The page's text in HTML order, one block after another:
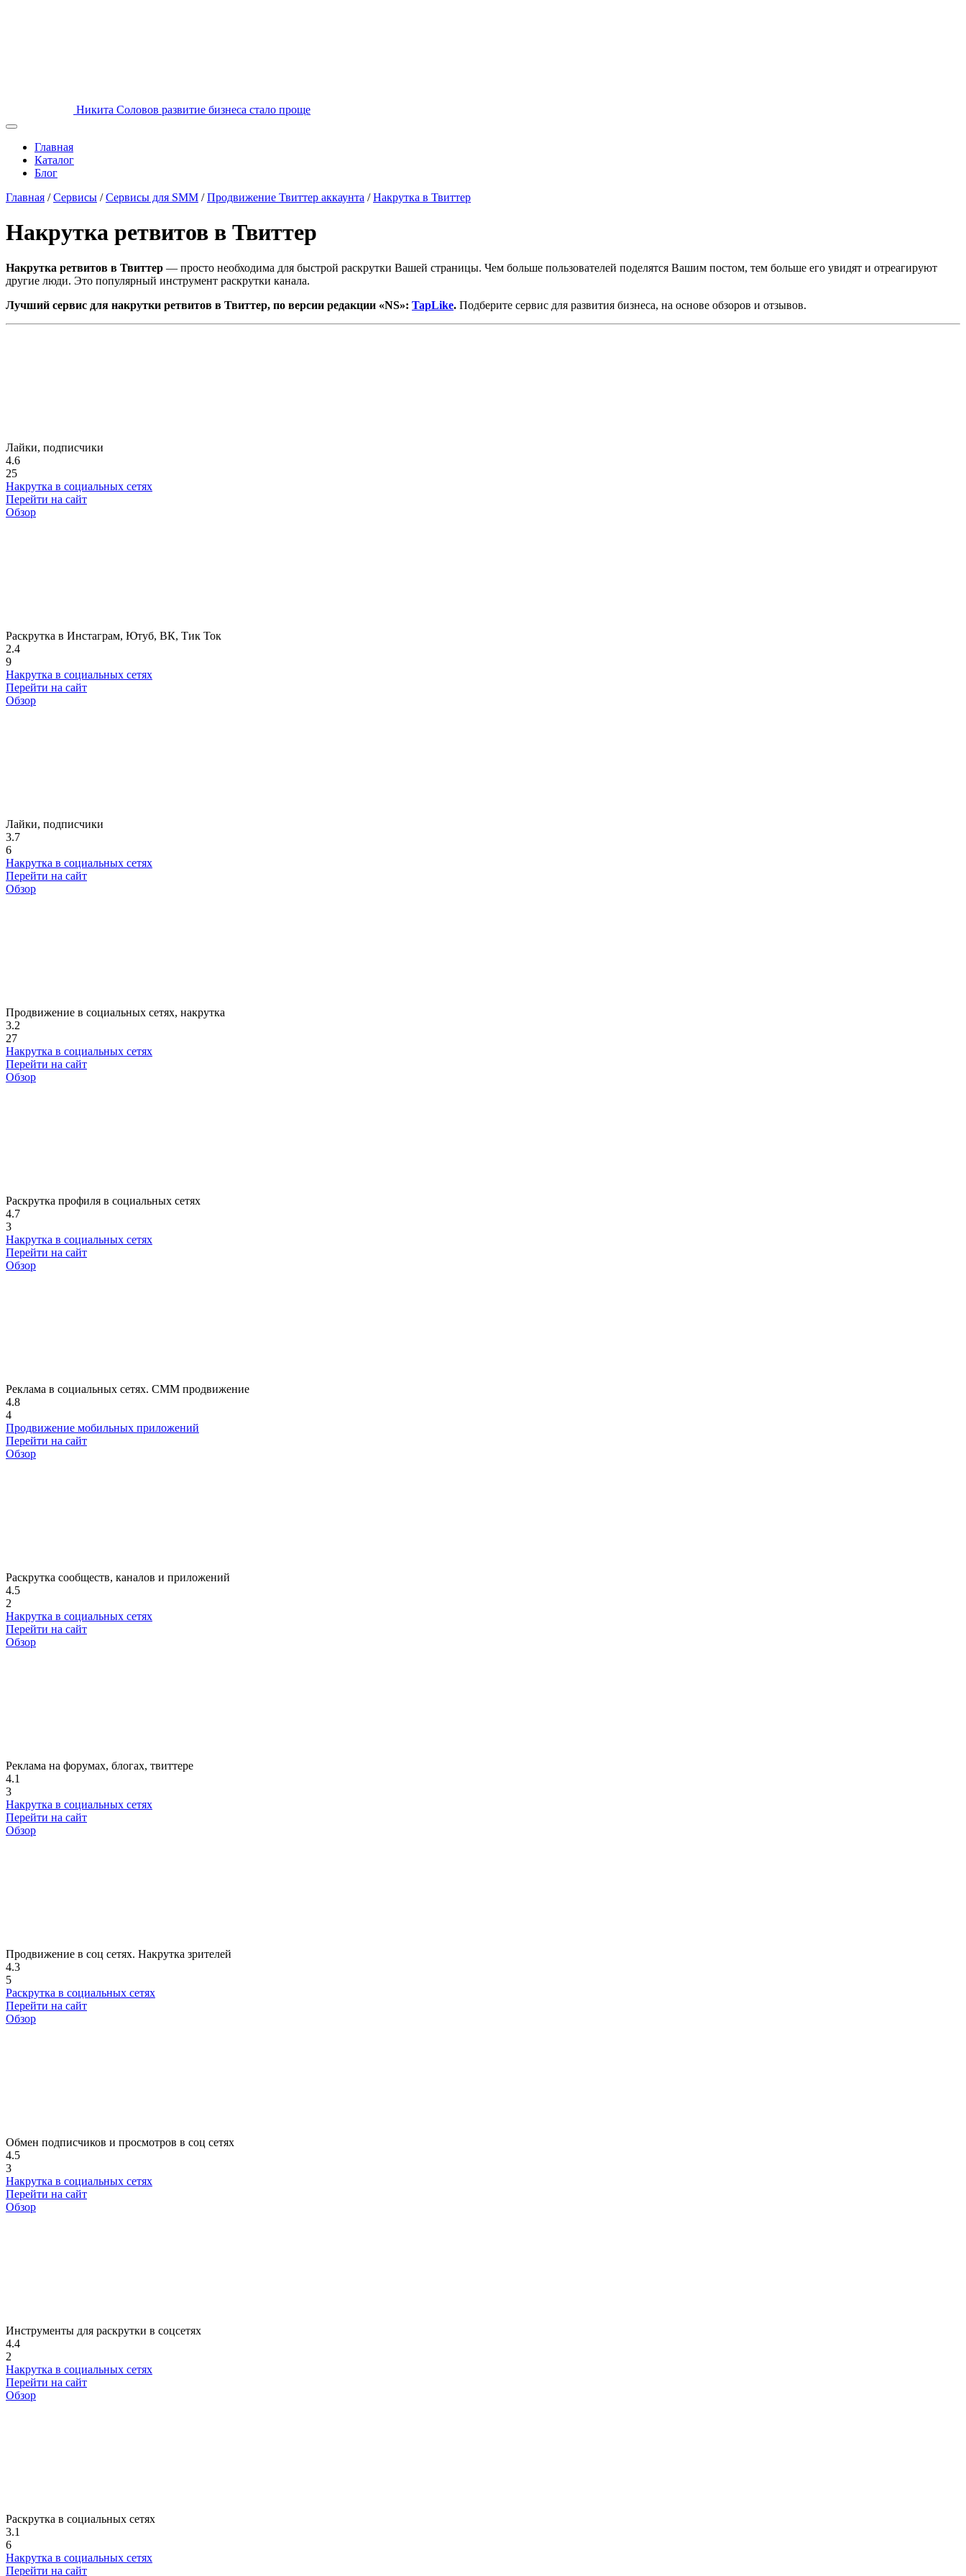
Никита Соловов развитие бизнеса стало проще
Главная
Каталог
Блог
Главная / Сервисы / Сервисы для SMM / Продвижение Твиттер аккаунта / Накрутка в Твиттер
Накрутка ретвитов в Твиттер
Накрутка ретвитов в Твиттер — просто необходима для быстрой раскрутки Вашей страницы. Чем больше пользователей поделятся Вашим постом, тем больше его увидят и отреагируют
другие люди. Это популярный инструмент раскрутки канала.
Лучший сервис для накрутки ретвитов в Твиттер, по версии редакции «NS»: TapLike. Подберите сервис для развития бизнеса, на основе обзоров и отзывов.
Лайки, подписчики
4.6
25
Накрутка в социальных сетях
Перейти на сайт
Обзор
Раскрутка в Инстаграм, Ютуб, ВК, Тик Ток
2.4
9
Накрутка в социальных сетях
Перейти на сайт
Обзор
Лайки, подписчики
3.7
6
Накрутка в социальных сетях
Перейти на сайт
Обзор
Продвижение в социальных сетях, накрутка
3.2
27
Накрутка в социальных сетях
Перейти на сайт
Обзор
Раскрутка профиля в социальных сетях
4.7
3
Накрутка в социальных сетях
Перейти на сайт
Обзор
Реклама в социальных сетях. СММ продвижение
4.8
4
Продвижение мобильных приложений
Перейти на сайт
Обзор
Раскрутка сообществ, каналов и приложений
4.5
2
Накрутка в социальных сетях
Перейти на сайт
Обзор
Реклама на форумах, блогах, твиттере
4.1
3
Накрутка в социальных сетях
Перейти на сайт
Обзор
Продвижение в соц сетях. Накрутка зрителей
4.3
5
Раскрутка в социальных сетях
Перейти на сайт
Обзор
Обмен подписчиков и просмотров в соц сетях
4.5
3
Накрутка в социальных сетях
Перейти на сайт
Обзор
Инструменты для раскрутки в соцсетях
4.4
2
Накрутка в социальных сетях
Перейти на сайт
Обзор
Раскрутка в социальных сетях
3.1
6
Накрутка в социальных сетях
Перейти на сайт